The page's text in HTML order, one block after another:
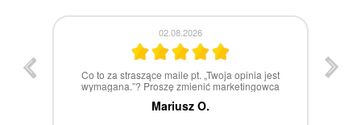
30.07.2026
W 100% polecam
Marcin Z.